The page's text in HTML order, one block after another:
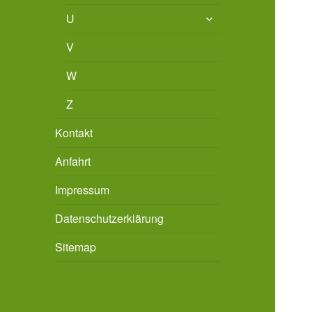
U
untermenü
V
W
Z
Kontakt
Anfahrt
Impressum
Datenschutzerklärung
Sitemap